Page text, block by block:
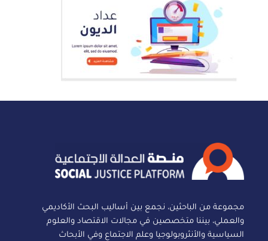
مجموعة من الباحثين، نجمع بين أساليب البحث الأكاديمي
والعملي، بيننا متخصصين في مجالات الاقتصاد والعلوم
السياسية والأنثروبولوجيا وعلم الاجتماع وفي الأبحاث